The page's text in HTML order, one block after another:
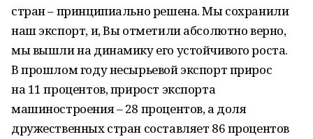
стран – принципиально решена. Мы сохранили
наш экспорт, и, Вы отметили абсолютно верно,
мы вышли на динамику его устойчивого роста.
В прошлом году несырьевой экспорт прирос
на 11 процентов, прирост экспорта
машиностроения – 28 процентов, а доля
дружественных стран составляет 86 процентов